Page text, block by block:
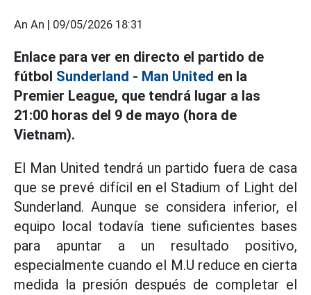
An An | 09/05/2026 18:31
Enlace para ver en directo el partido de
fútbol Sunderland - Man United en la
Premier League, que tendrá lugar a las
21:00 horas del 9 de mayo (hora de
Vietnam).
El Man United tendrá un partido fuera de casa
que se prevé difícil en el Stadium of Light del
Sunderland. Aunque se considera inferior, el
equipo local todavía tiene suficientes bases
para apuntar a un resultado positivo,
especialmente cuando el M.U reduce en cierta
medida la presión después de completar el